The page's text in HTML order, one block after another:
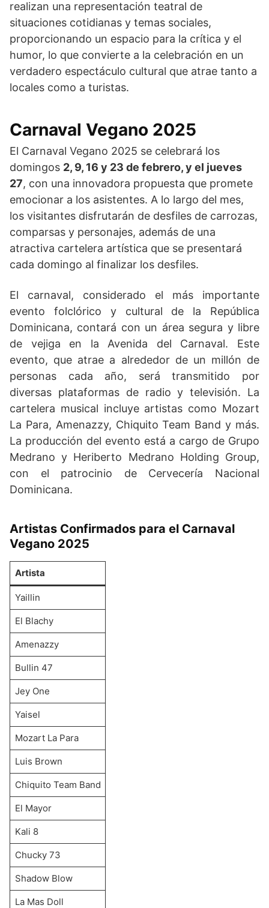
realizan una representación teatral de
situaciones cotidianas y temas sociales,
proporcionando un espacio para la crítica y el
humor, lo que convierte a la celebración en un
verdadero espectáculo cultural que atrae tanto a
locales como a turistas.
Carnaval Vegano 2025
El Carnaval Vegano 2025 se celebrará los
domingos 2, 9, 16 y 23 de febrero, y el jueves
27, con una innovadora propuesta que promete
emocionar a los asistentes. A lo largo del mes,
los visitantes disfrutarán de desfiles de carrozas,
comparsas y personajes, además de una
atractiva cartelera artística que se presentará
cada domingo al finalizar los desfiles.
El carnaval, considerado el más importante
evento folclórico y cultural de la República
Dominicana, contará con un área segura y libre
de vejiga en la Avenida del Carnaval. Este
evento, que atrae a alrededor de un millón de
personas cada año, será transmitido por
diversas plataformas de radio y televisión. La
cartelera musical incluye artistas como Mozart
La Para, Amenazzy, Chiquito Team Band y más.
La producción del evento está a cargo de Grupo
Medrano y Heriberto Medrano Holding Group,
con el patrocinio de Cervecería Nacional
Dominicana.
Artistas Confirmados para el Carnaval
Vegano 2025
Artista
Yaillin
El Blachy
Amenazzy
Bullin 47
Jey One
Yaisel
Mozart La Para
Luis Brown
Chiquito Team Band
El Mayor
Kali 8
Chucky 73
Shadow Blow
La Mas Doll